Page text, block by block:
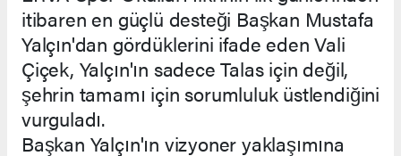
itibaren en güçlü desteği Başkan Mustafa
Yalçın'dan gördüklerini ifade eden Vali
Çiçek, Yalçın'ın sadece Talas için değil,
şehrin tamamı için sorumluluk üstlendiğini
vurguladı.
Başkan Yalçın'ın vizyoner yaklaşımına